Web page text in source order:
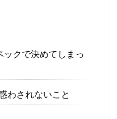
クで決めてしまっ
されないこと